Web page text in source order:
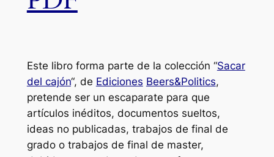
Este libro forma parte de la colección “Sacar
del cajón“, de Ediciones Beers&Politics,
pretende ser un escaparate para que
artículos inéditos, documentos sueltos,
ideas no publicadas, trabajos de final de
grado o trabajos de final de master,